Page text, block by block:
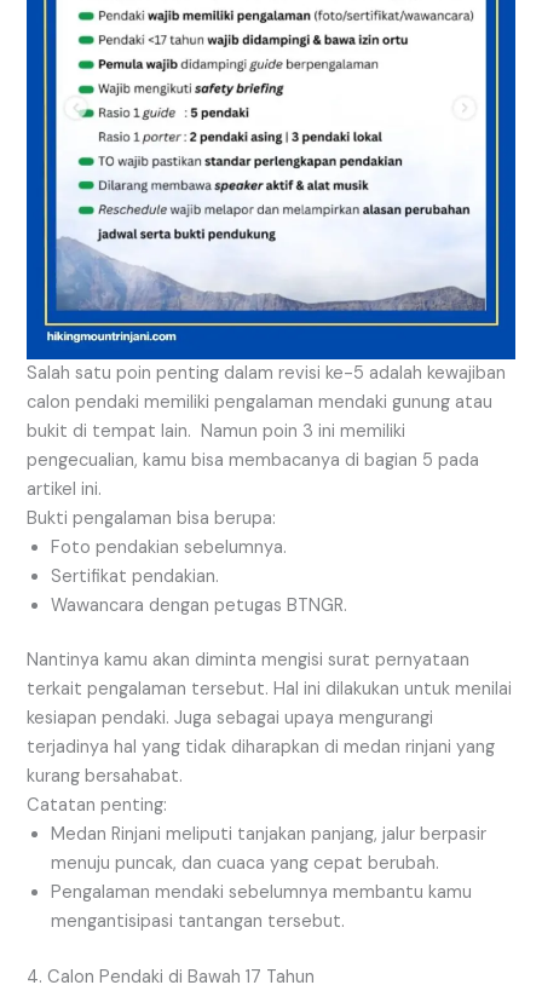
Salah satu poin penting dalam revisi ke-5 adalah kewajiban
calon pendaki memiliki pengalaman mendaki gunung atau
bukit di tempat lain. Namun poin 3 ini memiliki
pengecualian, kamu bisa membacanya di bagian 5 pada
artikel ini.
Bukti pengalaman bisa berupa:
Foto pendakian sebelumnya.
Sertifikat pendakian.
Wawancara dengan petugas BTNGR.
Nantinya kamu akan diminta mengisi surat pernyataan
terkait pengalaman tersebut. Hal ini dilakukan untuk menilai
kesiapan pendaki. Juga sebagai upaya mengurangi
terjadinya hal yang tidak diharapkan di medan rinjani yang
kurang bersahabat.
Catatan penting:
Medan Rinjani meliputi tanjakan panjang, jalur berpasir
menuju puncak, dan cuaca yang cepat berubah.
Pengalaman mendaki sebelumnya membantu kamu
mengantisipasi tantangan tersebut.
4. Calon Pendaki di Bawah 17 Tahun